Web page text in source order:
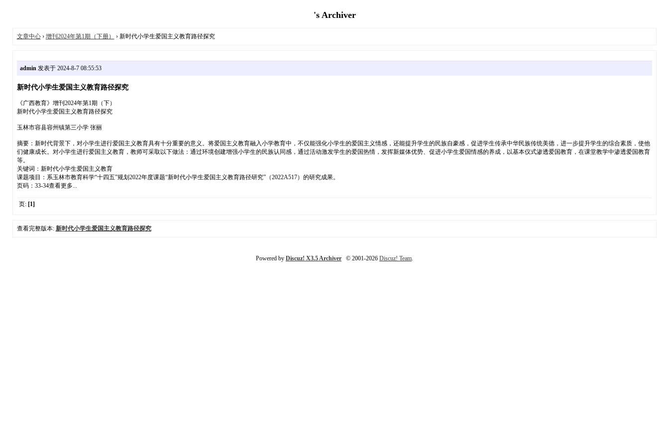
's Archiver
文章中心› 增刊2024年第1期（下册） › 新时代小学生爱国主义教育路径探究
admin发表于 2024-8-7 08:55:53
新时代小学生爱国主义教育路径探究
《广西教育》增刊2024年第1期（下）
新时代小学生爱国主义教育路径探究
玉林市容县容州镇第三小学 张丽
摘要：新时代背景下，对小学生进行爱国主义教育具有十分重要的意义。将爱国主义教育融入小学教育中，不仅能强化小学生的爱国主义情感，还能提升学生的民族自豪感，促进学生传承中华民族传统美德，进一步提升学生的综合素质，使他
们健康成长。对小学生进行爱国主义教育，教师可采取以下做法：通过环境创建增强小学生的民族认同感，通过活动激发学生的爱国热情，发挥新媒体优势、促进小学生爱国情感的养成，以基本仪式渗透爱国教育，在课堂教学中渗透爱国教育
等。
关键词：新时代小学生爱国主义教育
课题项目：系玉林市教育科学“十四五”规划2022年度课题“新时代小学生爱国主义教育路径研究”（2022A517）的研究成果。
页码：33-34查看更多...
页: [1]
查看完整版本: 新时代小学生爱国主义教育路径探究
Powered by Discuz! X3.5 Archiver © 2001-2026 Discuz! Team.